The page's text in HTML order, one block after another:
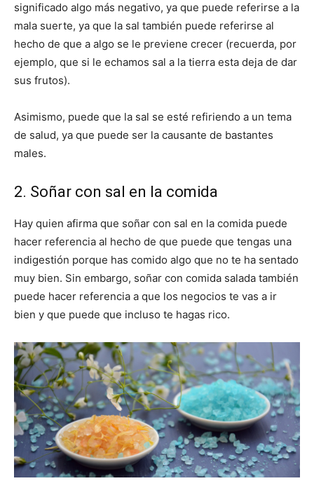
significado algo más negativo, ya que puede referirse a la
mala suerte, ya que la sal también puede referirse al
hecho de que a algo se le previene crecer (recuerda, por
ejemplo, que si le echamos sal a la tierra esta deja de dar
sus frutos).
Asimismo, puede que la sal se esté refiriendo a un tema
de salud, ya que puede ser la causante de bastantes
males.
2. Soñar con sal en la comida
Hay quien afirma que soñar con sal en la comida puede
hacer referencia al hecho de que puede que tengas una
indigestión porque has comido algo que no te ha sentado
muy bien. Sin embargo, soñar con comida salada también
puede hacer referencia a que los negocios te vas a ir
bien y que puede que incluso te hagas rico.